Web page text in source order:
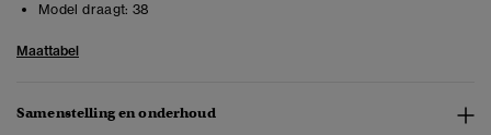
Model draagt: 38
Maattabel
Samenstelling en onderhoud